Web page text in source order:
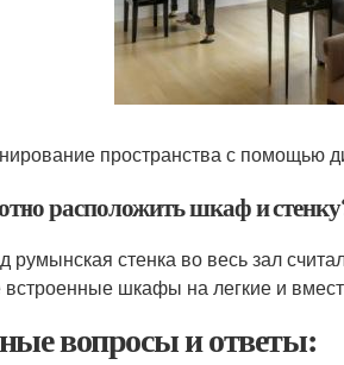
пространства с помощью
расположить шкаф и
румынская стенка во весь зал
встроенные шкафы на легкие и
вопросы и ответы: